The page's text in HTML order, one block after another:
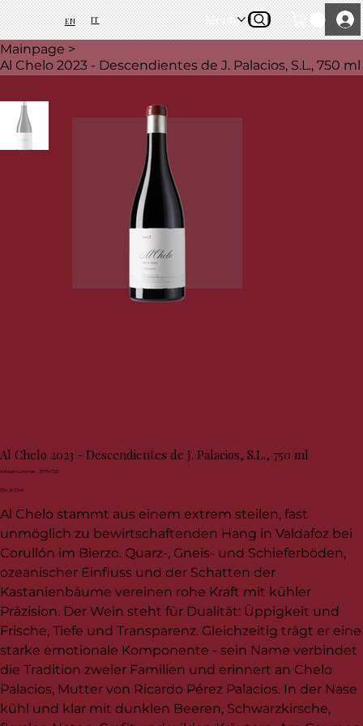
EN IT Menü
Mainpage >
Al Chelo 2023 - Descendientes de J. Palacios, S.L., 750 ml
Al Chelo 2023 - Descendientes de J. Palacios, S.L., 750 ml
Artikelnummer:
Artikelnummer:
37174723
Preis
374,10 CHF
Al Chelo stammt aus einem extrem steilen, fast
unmöglich zu bewirtschaftenden Hang in Valdafoz bei
Corullón im Bierzo. Quarz-, Gneis- und Schieferböden,
ozeanischer Einfluss und der Schatten der
Kastanienbäume vereinen rohe Kraft mit kühler
Präzision. Der Wein steht für Dualität: Üppigkeit und
Frische, Tiefe und Transparenz. Gleichzeitig trägt er eine
starke emotionale Komponente - sein Name verbindet
die Tradition zweier Familien und erinnert an Chelo
Palacios, Mutter von Ricardo Pérez Palacios. In der Nase
kühl und klar mit dunklen Beeren, Schwarzkirsche,